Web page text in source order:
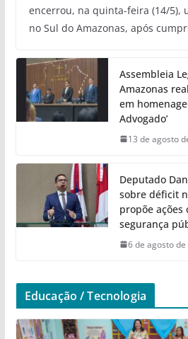
encerrou, na quinta-feira (14/5),
no Sul do Amazonas, após
Assembleia
Amazonas
em
Advogado’
13 de agosto
Deputado
sobre déficit
propõe ações
segurança
6 de agosto de
Educação / Tecnologia